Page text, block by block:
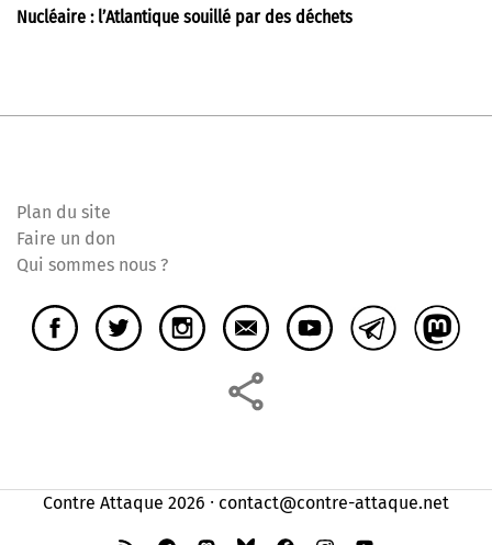
Nucléaire : l’Atlantique souillé par des déchets
Plan du site
Faire un don
Qui sommes nous ?
Contre Attaque 2026 ⸱ contact@contre-attaque.net